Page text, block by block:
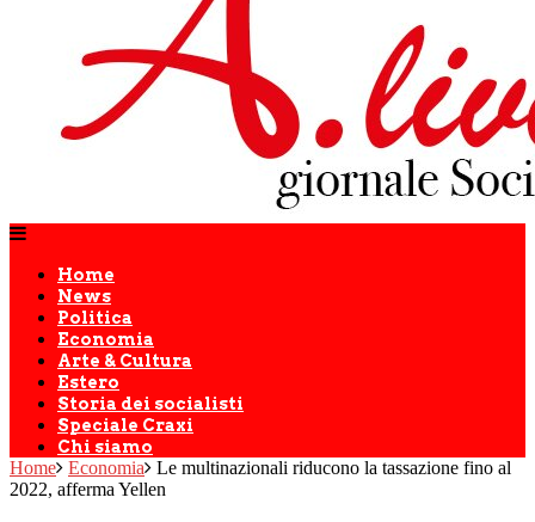
Home
News
Politica
Economia
Arte & Cultura
Estero
Storia dei socialisti
Speciale Craxi
Chi siamo
Home Economia
Le multinazionali riducono la tassazione fino al
2022, afferma Yellen